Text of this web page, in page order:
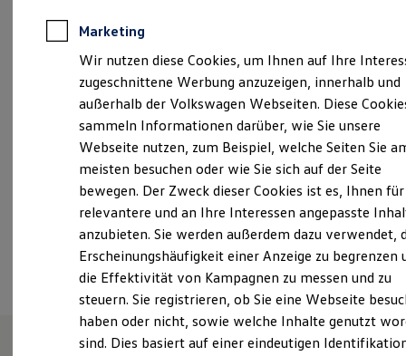
Elektroautos
ID. Tutorials
Elektrofahrzeugkonzepte
Reichweite
Reichweite der ID. Modelle
Reichweite im Winter
Laden
Laden unterwegs
Laden Zuhause
Ladestationen finden
Ladezeitensimulator
Batterie
Sicherheit
Garantie und Lebensdauer
Nachhaltigkeit
Technologie
Kosten und Kauf
Verbrauchskosten
Kaufoptionen
info_25@gottfried-schultz.de
+49 2053 491200
Montag Freitag 07:00 18:00
Samstag
09:00-14:00 Uhr
Sonntag
Geschlossen
Ansprechpartner
Marketing
Wir nutzen diese Cookies, um Ihnen auf Ihre
zugeschnittene Werbung anzuzeigen, innerhalb und
außerhalb der Volkswagen Webseiten. Diese
sammeln Informationen darüber, wie Sie unsere
Webseite nutzen, zum Beispiel, welche Seiten Sie
meisten besuchen oder wie Sie sich auf der Seite
bewegen. Der Zweck dieser Cookies ist es, Ihnen für
relevantere und an Ihre Interessen angepasste
anzubieten. Sie werden außerdem dazu verwendet,
Erscheinungshäufigkeit einer Anzeige zu begrenzen
die Effektivität von Kampagnen zu messen und zu
steuern. Sie registrieren, ob Sie eine Webseite
haben oder nicht, sowie welche Inhalte genutzt
sind. Dies basiert auf einer eindeutigen